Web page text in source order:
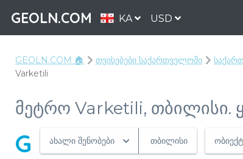
GEOLN.COM KA USD
GEOLN.COM 🏠 თვისებები საქართველოში
Varketili
მეტრო Varketili, თბილისი.
G ახალი შენობები თბილისი